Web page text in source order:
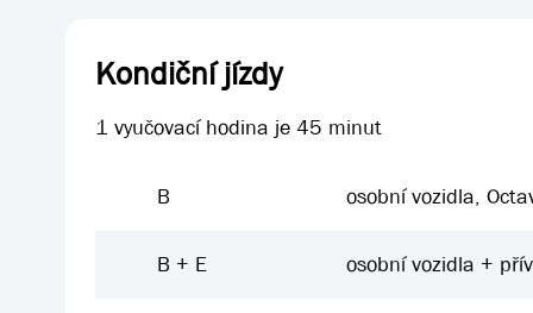
Kondiční jízdy
1 vyučovací hodina je 45 minut
B osobní vozidla,
B + E osobní vozidla +